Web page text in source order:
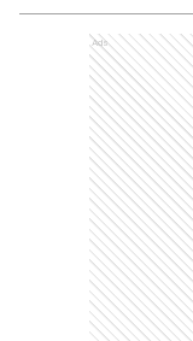
Ads